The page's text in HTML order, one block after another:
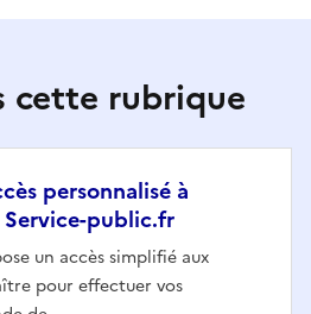
cette rubrique
personnalisé à
public.fr
un accès simplifié aux
pour effectuer vos